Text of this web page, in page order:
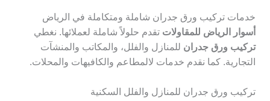
خدمات تركيب ورق جدران شاملة ومتكاملة في الرياض
أسوار الرياض للمقاولات تقدم حلولاً شاملة لعملائها. نغطي
تركيب ورق جدران للمنازل والفلل، والمكاتب والمنشآت
التجارية. كما نقدم خدمات لالمطاعم والكافيهات والمحلات.
تركيب ورق جدران للمنازل والفلل السكنية